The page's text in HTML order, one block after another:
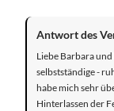
Antwort des
Liebe Barbara
selbstständige -
habe mich sehr
Hinterlassen der